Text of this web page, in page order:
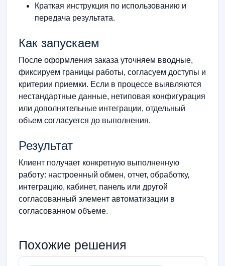
Краткая инструкция по использованию и
передача результата.
Как запускаем
После оформления заказа уточняем вводные,
фиксируем границы работы, согласуем доступы и
критерии приемки. Если в процессе выявляются
нестандартные данные, нетиповая конфигурация
или дополнительные интеграции, отдельный
объем согласуется до выполнения.
Результат
Клиент получает конкретную выполненную
работу: настроенный обмен, отчет, обработку,
интеграцию, кабинет, панель или другой
согласованный элемент автоматизации в
согласованном объеме.
Похожие решения